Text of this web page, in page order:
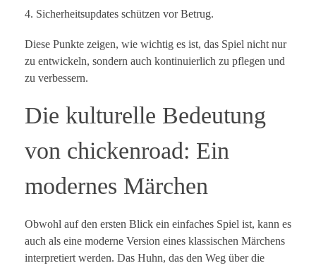
Sicherheitsupdates schützen vor Betrug.
Diese Punkte zeigen, wie wichtig es ist, das Spiel nicht nur
zu entwickeln, sondern auch kontinuierlich zu pflegen und
zu verbessern.
Die kulturelle Bedeutung
von chickenroad: Ein
modernes Märchen
Obwohl auf den ersten Blick ein einfaches Spiel ist, kann es
auch als eine moderne Version eines klassischen Märchens
interpretiert werden. Das Huhn, das den Weg über die